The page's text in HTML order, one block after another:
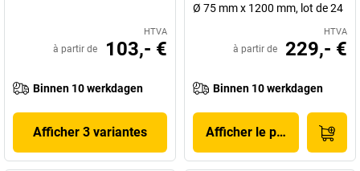
HTVA
à partir de 103,- €
Binnen 10 werkdagen
Afficher 3 variantes
Ø 75 mm x 1200 mm, lot de 24
HTVA
à partir de 229,- €
Binnen 10 werkdagen
Afficher le produit